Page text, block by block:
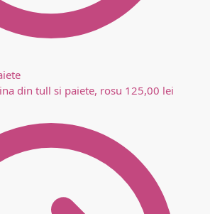
din tull si paiete, rosu 125,00 lei